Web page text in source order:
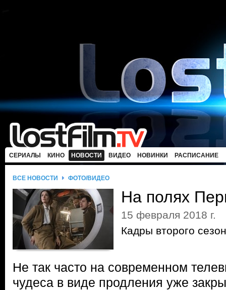
СЕРИАЛЫ КИНО НОВОСТИ ВИДЕО НОВИНКИ РАСПИСАНИЕ
ВСЕ НОВОСТИ ФОТО/ВИДЕО
На полях
15 февраля 2018 г.
Кадры второго
Не так часто на современном
чудеса в виде продления уже